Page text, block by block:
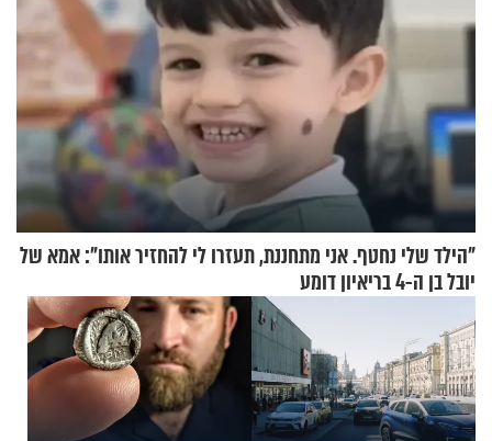
"הילד שלי נחטף. אני מתחננת, תעזרו לי להחזיר אותו": אמא של
יובל בן ה-4 בריאיון דומע